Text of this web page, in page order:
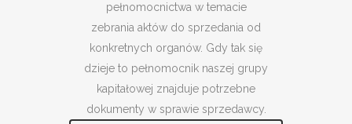
pełnomocnictwa w temacie
zebrania aktów do sprzedania od
konkretnych organów. Gdy tak się
dzieje to pełnomocnik naszej grupy
kapitałowej znajduje potrzebne
dokumenty w sprawie sprzedawcy.